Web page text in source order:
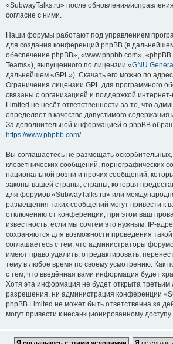
«SubwayTalks.ru» после обновления/
согласие с ними.
Наши форумы работают под управлением
для создания конференций phpBB (в
обеспечение phpBB», «www.phpbb.com»,
Teams»), выпущенного по лицензии «GNU
дальнейшем «GPL»). Скачать его можно по
Ограничения лицензии GPL для программного
связаны с организацией и поддержкой
Limited не несёт ответственности за то, что
определяет в качестве допустимого содержания
За дополнительной информацией о phpBB
https://www.phpbb.com/.
Вы соглашаетесь не размещать
клеветнических сообщений, порнографических
национальной розни и прочих сообщений,
законы вашей страны, страны, которая
для форумов «SubwayTalks.ru» или
размещения таких сообщений могут привести к
отключению от конференции, при этом ваш
известность, если мы сочтём это нужным. IP-
сохраняются для возможности проведения
соглашаетесь с тем, что администраторы
имеют право удалить, отредактировать,
тему в любое время по своему усмотрению. Как
с тем, что введённая вами информация будет
Хотя эта информация не будет открыта третьим
разрешения, ни администрация конференции
phpBB Limited не может быть ответственна за
могут привести к несанкционированному доступу